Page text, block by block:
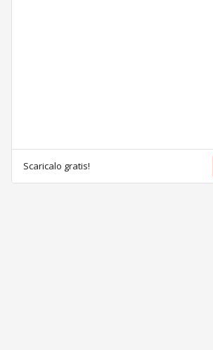
Scaricalo gratis!